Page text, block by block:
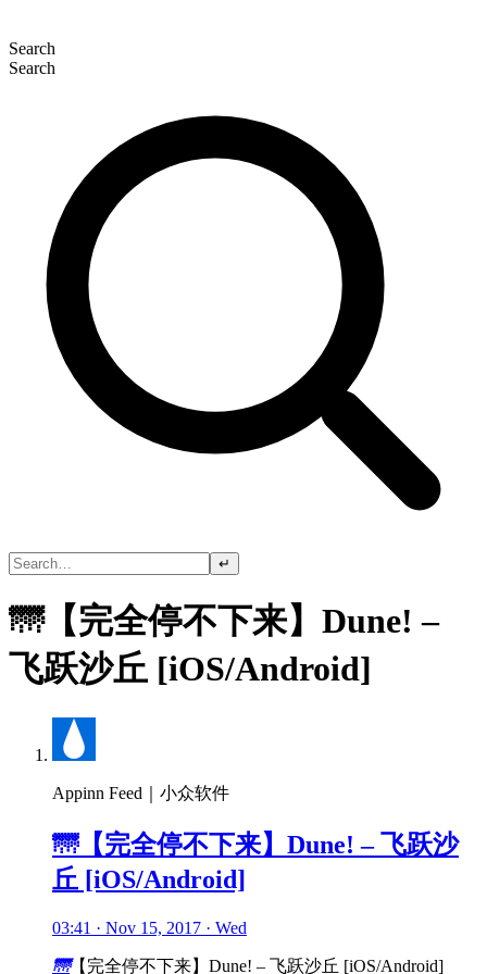
Search
Search
↵
🌁【完全停不下来】Dune! –
飞跃沙丘 [iOS/Android]
Appinn Feed｜小众软件
🌁【完全停不下来】Dune! – 飞跃沙
丘 [iOS/Android]
03:41 · Nov 15, 2017 · Wed
🌁【完全停不下来】Dune! – 飞跃沙丘 [iOS/Android]